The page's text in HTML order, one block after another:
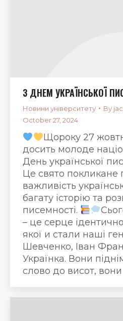
З ДНЕМ УКРАЇНСЬКОЇ
Новини університету By
October 27, 2024
Щороку 27
досить молоде
День української
Це свято покликане
важливість
багату історію та
писемності.
– це серце
якої и стали наші
Шевченко, Іван
Українка. Вони
слово до висот,